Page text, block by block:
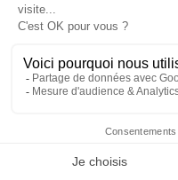
Instructions de jeu
Codes d'accès
Jeu accessible
(application)
en toute
Mon EVG à Lyon